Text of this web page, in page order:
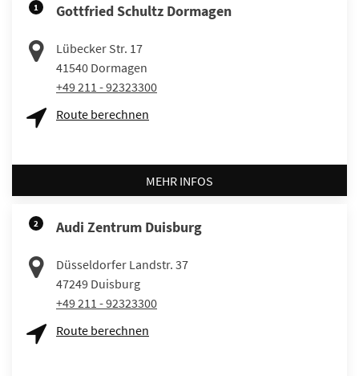
1 Gottfried Schultz Dormagen
Lübecker Str. 17
41540 Dormagen
+49 211 - 92323300
Route berechnen
MEHR INFOS
2 Audi Zentrum Duisburg
Düsseldorfer Landstr. 37
47249 Duisburg
+49 211 - 92323300
Route berechnen